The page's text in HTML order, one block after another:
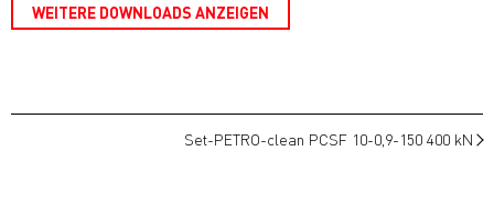
WEITERE DOWNLOADS ANZEIGEN
Set-PETRO-clean PCSF 10-0,9-150 400 kN